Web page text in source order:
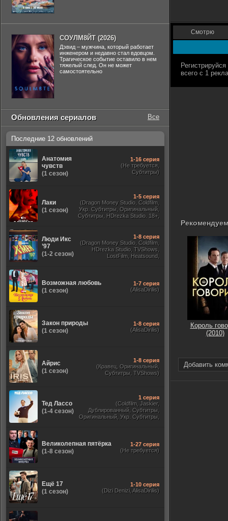
Смотрю
Король
(2010)
Добавить
СОУЛМ8ЙТ (2026)
Дэвид – мужчина, который работает
инженером и недавно стал вдовцом.
Трагическое событие оставило в нем
тяжелый след. Он не может
самостоятельно
Обновления сериалов Все
Последние 12 обновлений
Анатомия
чувств
(1 сезон)
1-16 серия
(Не требуется,
Субтитры)
Лаки
(1 сезон)
1-5 серия
(Dragon Money Studio, Coldfilm,
Укр. Субтитры, Оригинальный,
Субтитры, HDrezka Studio. 18+,
Люди Икс
’97
(1-2 сезон)
1-8 серия
(Dragon Money Studio, Coldfilm,
HDrezka Studio, TVShows,
LostFilm, Heatsound,
Возможная любовь
(1 сезон)
1-7 серия
(AlisaDirilis)
Закон природы
(1 сезон)
1-8 серия
(AlisaDirilis)
Айрис
(1 сезон)
1-8 серия
(Кравец, Оригинальный,
Субтитры, TVShows)
Тед Лассо
(1-4 сезон)
1 серия
(Coldfilm, Jaskier,
Дублированный, Субтитры,
Оригинальный, Укр. Субтитры,
Великолепная пятёрка
(1-8 сезон)
1-27 серия
(Не требуется)
Ещё 17
(1 сезон)
1-10 серия
(Dizi Denizi, AlisaDirilis)